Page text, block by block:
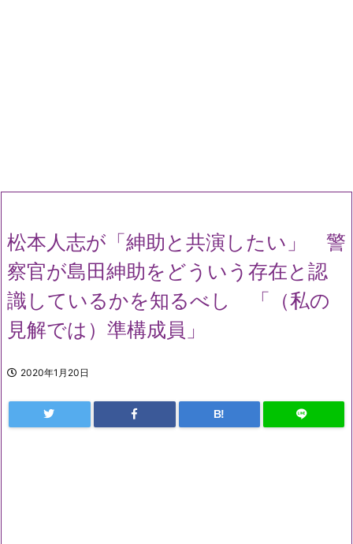
松本人志が「紳助と共演したい」 警
察官が島田紳助をどういう存在と認
識しているかを知るべし 「（私の
見解では）準構成員」
2020年1月20日
B!